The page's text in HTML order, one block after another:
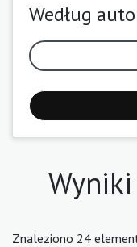
Według
Znaleziono 24